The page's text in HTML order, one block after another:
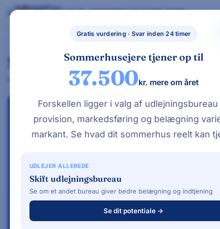
Gratis vurdering · Svar inden 24 timer
Sommerhusejere tjener op til
37.500kr. mere om året
Forskellen ligger i valg af
provision, markedsføring og belægning
markant. Se hvad dit sommerhus reelt kan
UDLEJER ALLEREDE
Skift udlejningsbureau
Se om et andet bureau giver bedre belægning og indtjening
Se dit potentiale →
BYG NYT HUS & UDLEJ DIT SOMMERHUS – GUIDES, PRISER OG BEREGNERE".BYG NYT HUS SOMMERHUS GUIDE 2026
NOVASOL Vs DanCenter
UDLEJNINGSBUREAUER · SAMMENLIGNING 2026
sommerhus?
NOVASOL og DanCenter er to af Danmarks
største udlejningsbureauer. Begge har
stærke internationale netværk — men de